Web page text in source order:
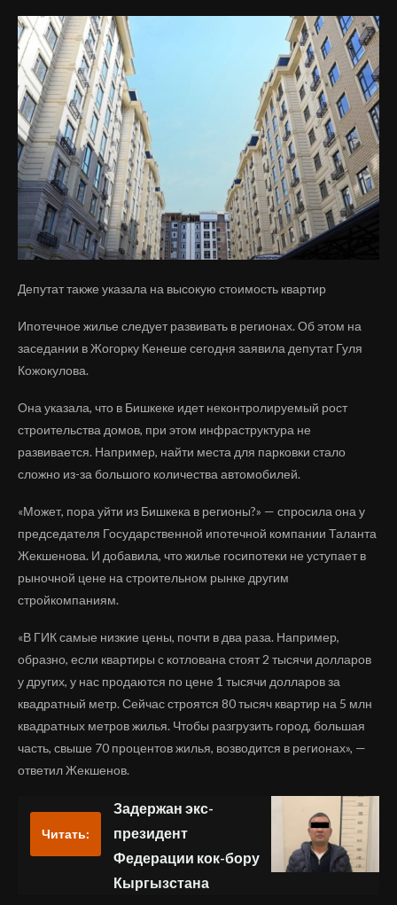
Депутат также указала на высокую стоимость квартир
Ипотечное жилье следует развивать в регионах. Об этом на
заседании в Жогорку Кенеше сегодня заявила депутат Гуля
Кожокулова.
Она указала, что в Бишкеке идет неконтролируемый рост
строительства домов, при этом инфраструктура не
развивается. Например, найти места для парковки стало
сложно из-за большого количества автомобилей.
«Может, пора уйти из Бишкека в регионы?» — спросила она у
председателя Государственной ипотечной компании Таланта
Жекшенова. И добавила, что жилье госипотеки не уступает в
рыночной цене на строительном рынке другим
стройкомпаниям.
«В ГИК самые низкие цены, почти в два раза. Например,
образно, если квартиры с котлована стоят 2 тысячи долларов
у других, у нас продаются по цене 1 тысячи долларов за
квадратный метр. Сейчас строятся 80 тысяч квартир на 5 млн
квадратных метров жилья. Чтобы разгрузить город, большая
часть, свыше 70 процентов жилья, возводится в регионах», —
ответил Жекшенов.
Читать:
Задержан экс-
президент
Федерации кок-бору
Кыргызстана